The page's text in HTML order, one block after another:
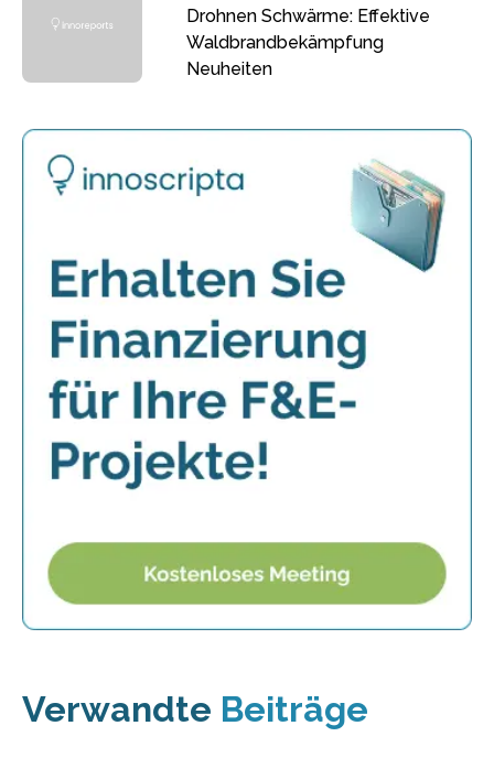
Drohnen Schwärme: Effektive
Waldbrandbekämpfung
Neuheiten
Verwandte Beiträge